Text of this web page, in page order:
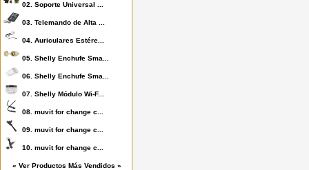
02. Soporte Universal ...
03. Telemando de Alta ...
04. Auriculares Estére...
05. Shelly Enchufe Sma...
06. Shelly Enchufe Sma...
07. Shelly Módulo Wi-F...
08. muvit for change c...
09. muvit for change c...
10. muvit for change c...
« Ver Productos Más Vendidos »